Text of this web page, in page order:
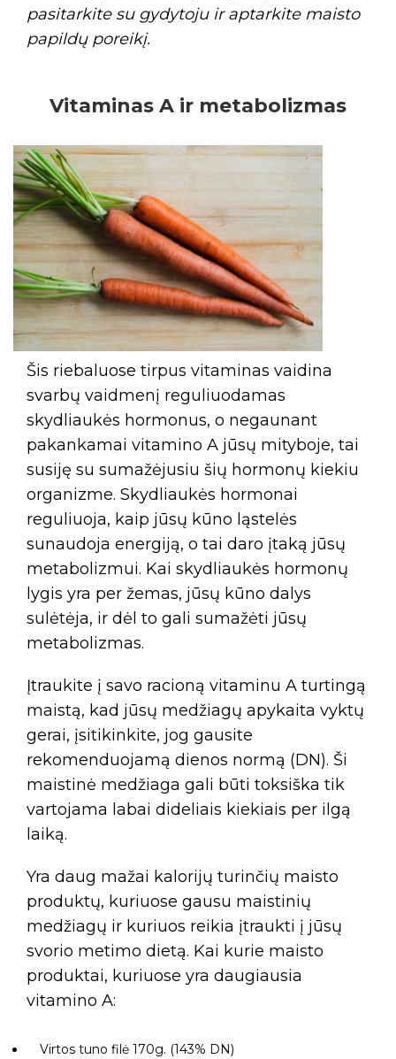
pasitarkite su gydytoju ir aptarkite maisto
papildų poreikį.
Vitaminas A ir metabolizmas
Šis riebaluose tirpus vitaminas vaidina
svarbų vaidmenį reguliuodamas
skydliaukės hormonus, o negaunant
pakankamai vitamino A jūsų mityboje, tai
susiję su sumažėjusiu šių hormonų kiekiu
organizme. Skydliaukės hormonai
reguliuoja, kaip jūsų kūno ląstelės
sunaudoja energiją, o tai daro įtaką jūsų
metabolizmui. Kai skydliaukės hormonų
lygis yra per žemas, jūsų kūno dalys
sulėtėja, ir dėl to gali sumažėti jūsų
metabolizmas.
Įtraukite į savo racioną vitaminu A turtingą
maistą, kad jūsų medžiagų apykaita vyktų
gerai, įsitikinkite, jog gausite
rekomenduojamą dienos normą (DN). Ši
maistinė medžiaga gali būti toksiška tik
vartojama labai dideliais kiekiais per ilgą
laiką.
Yra daug mažai kalorijų turinčių maisto
produktų, kuriuose gausu maistinių
medžiagų ir kuriuos reikia įtraukti į jūsų
svorio metimo dietą. Kai kurie maisto
produktai, kuriuose yra daugiausia
vitamino A:
Virtos tuno filė 170g. (143% DN)